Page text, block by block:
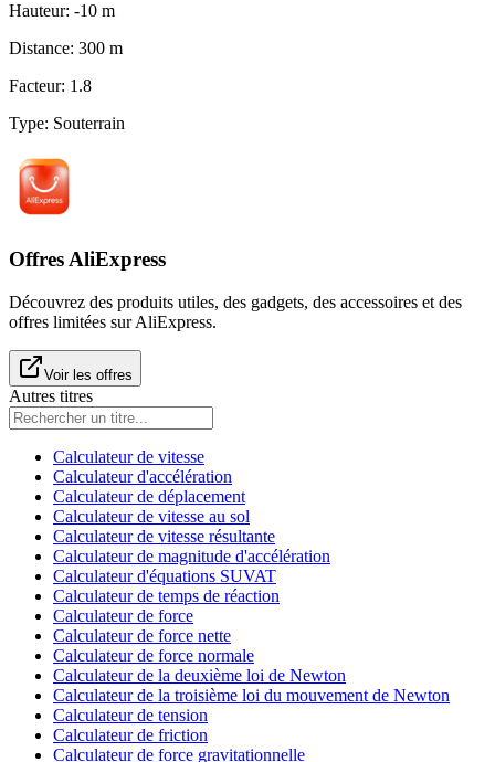
Hauteur: -10 m
Distance: 300 m
Facteur: 1.8
Type: Souterrain
Offres AliExpress
Découvrez des produits utiles, des gadgets, des accessoires et des
offres limitées sur AliExpress.
Voir les offres
Autres titres
Calculateur de vitesse
Calculateur d'accélération
Calculateur de déplacement
Calculateur de vitesse au sol
Calculateur de vitesse résultante
Calculateur de magnitude d'accélération
Calculateur d'équations SUVAT
Calculateur de temps de réaction
Calculateur de force
Calculateur de force nette
Calculateur de force normale
Calculateur de la deuxième loi de Newton
Calculateur de la troisième loi du mouvement de Newton
Calculateur de tension
Calculateur de friction
Calculateur de force gravitationnelle